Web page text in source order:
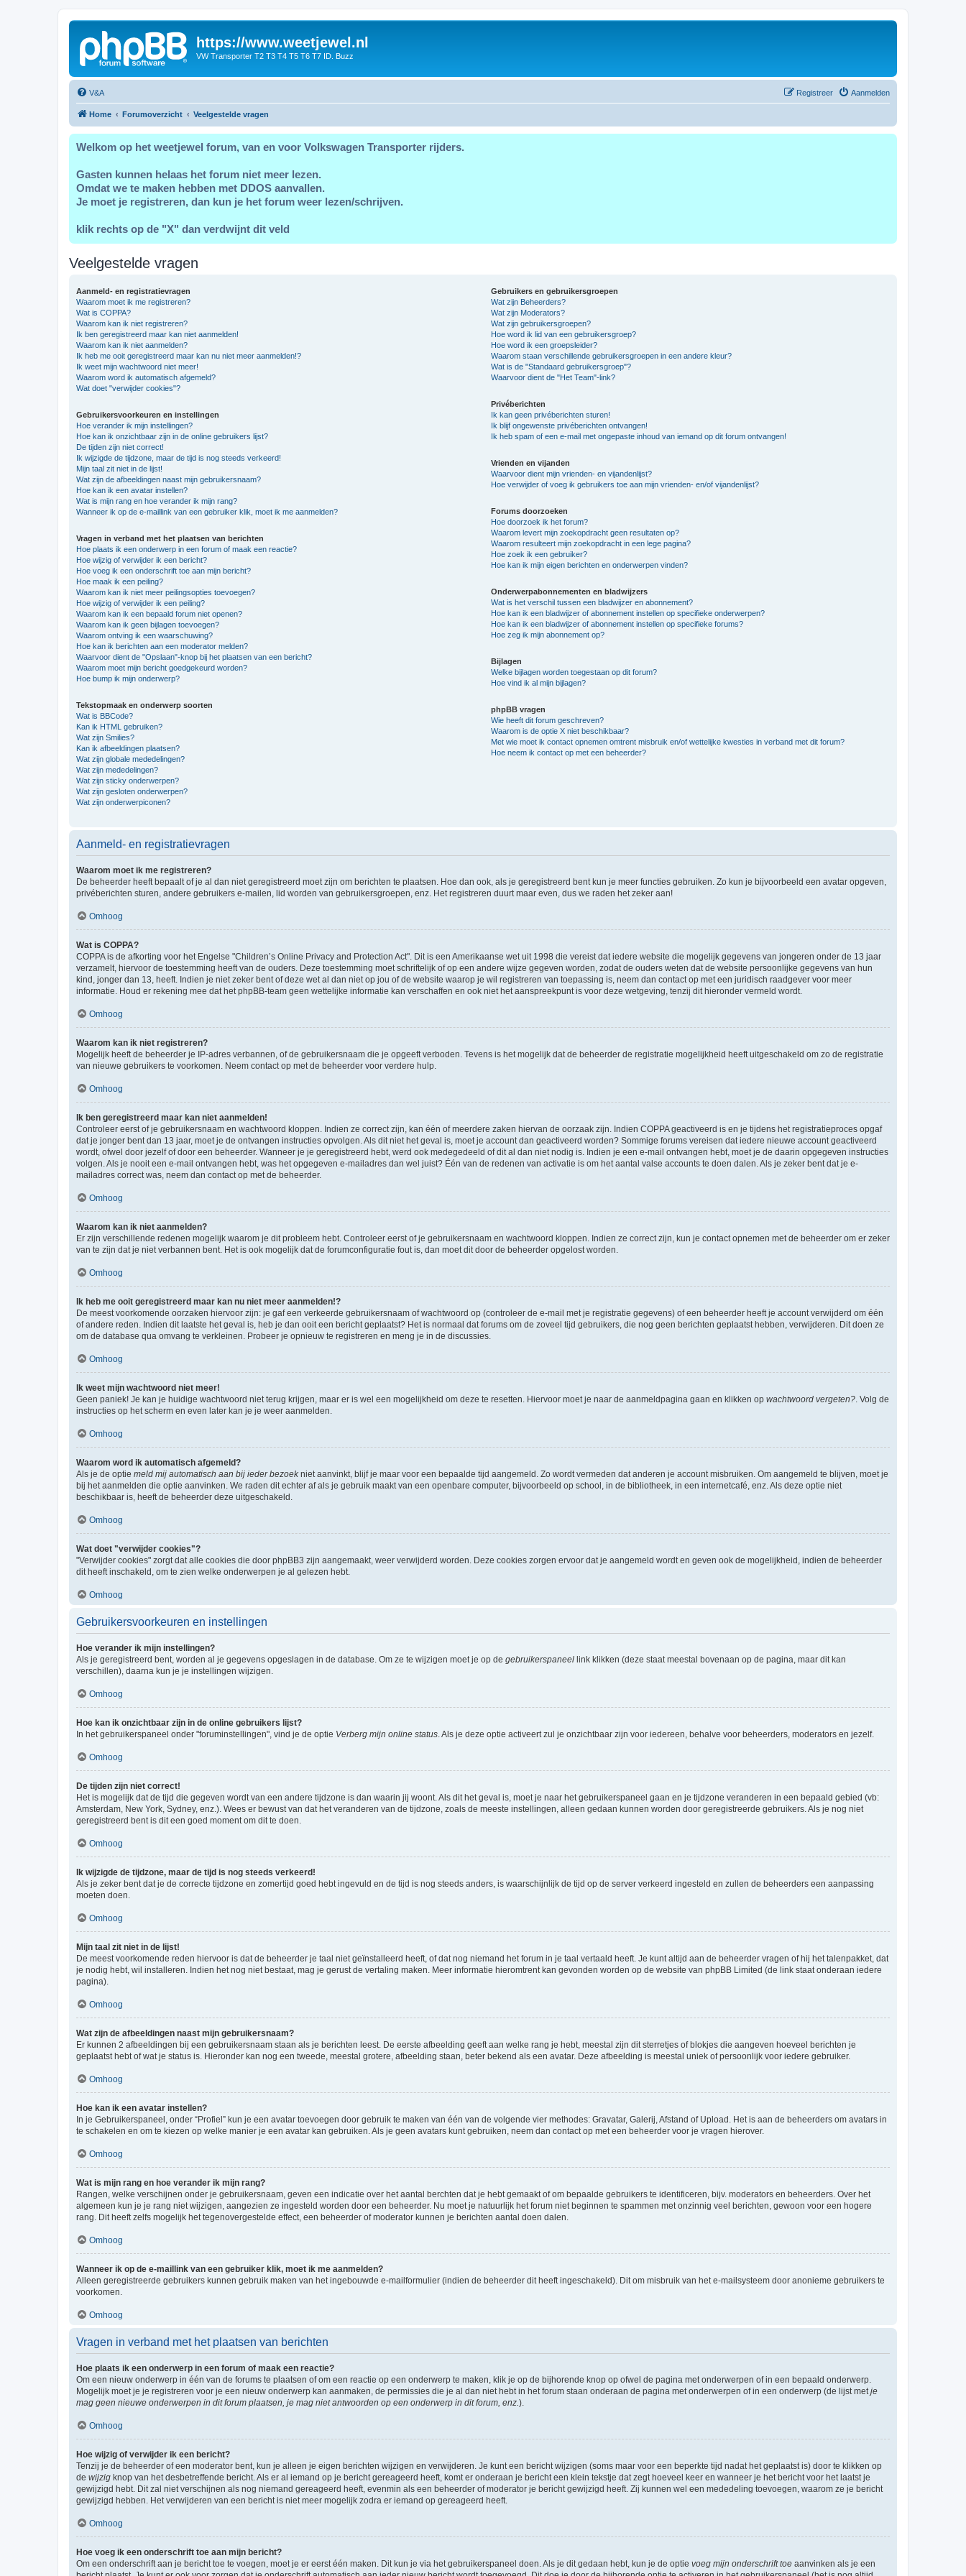
https://www.weetjewel.nl
VW Transporter T2 T3 T4 T5 T6 T7 ID. Buzz
V&A Aanmelden
Registreer
Home Forumoverzicht Veelgestelde vragen
Welkom op het weetjewel forum, van en voor Volkswagen Transporter rijders.
Gasten kunnen helaas het forum niet meer lezen.
Omdat we te maken hebben met DDOS aanvallen.
Je moet je registreren, dan kun je het forum weer lezen/schrijven.
klik rechts op de "X" dan verdwijnt dit veld
Veelgestelde vragen
Aanmeld- en registratievragen
Waarom moet ik me registreren?
Wat is COPPA?
Waarom kan ik niet registreren?
Ik ben geregistreerd maar kan niet aanmelden!
Waarom kan ik niet aanmelden?
Ik heb me ooit geregistreerd maar kan nu niet meer aanmelden!?
Ik weet mijn wachtwoord niet meer!
Waarom word ik automatisch afgemeld?
Wat doet "verwijder cookies"?
Gebruikersvoorkeuren en instellingen
Hoe verander ik mijn instellingen?
Hoe kan ik onzichtbaar zijn in de online gebruikers lijst?
De tijden zijn niet correct!
Ik wijzigde de tijdzone, maar de tijd is nog steeds verkeerd!
Mijn taal zit niet in de lijst!
Wat zijn de afbeeldingen naast mijn gebruikersnaam?
Hoe kan ik een avatar instellen?
Wat is mijn rang en hoe verander ik mijn rang?
Wanneer ik op de e-maillink van een gebruiker klik, moet ik me aanmelden?
Vragen in verband met het plaatsen van berichten
Hoe plaats ik een onderwerp in een forum of maak een reactie?
Hoe wijzig of verwijder ik een bericht?
Hoe voeg ik een onderschrift toe aan mijn bericht?
Hoe maak ik een peiling?
Waarom kan ik niet meer peilingsopties toevoegen?
Hoe wijzig of verwijder ik een peiling?
Waarom kan ik een bepaald forum niet openen?
Waarom kan ik geen bijlagen toevoegen?
Waarom ontving ik een waarschuwing?
Hoe kan ik berichten aan een moderator melden?
Waarvoor dient de "Opslaan"-knop bij het plaatsen van een bericht?
Waarom moet mijn bericht goedgekeurd worden?
Hoe bump ik mijn onderwerp?
Tekstopmaak en onderwerp soorten
Wat is BBCode?
Kan ik HTML gebruiken?
Wat zijn Smilies?
Kan ik afbeeldingen plaatsen?
Wat zijn globale mededelingen?
Wat zijn mededelingen?
Wat zijn sticky onderwerpen?
Wat zijn gesloten onderwerpen?
Wat zijn onderwerpiconen?
Gebruikers en gebruikersgroepen
Wat zijn Beheerders?
Wat zijn Moderators?
Wat zijn gebruikersgroepen?
Hoe word ik lid van een gebruikersgroep?
Hoe word ik een groepsleider?
Waarom staan verschillende gebruikersgroepen in een andere kleur?
Wat is de "Standaard gebruikersgroep"?
Waarvoor dient de "Het Team"-link?
Privéberichten
Ik kan geen privéberichten sturen!
Ik blijf ongewenste privéberichten ontvangen!
Ik heb spam of een e-mail met ongepaste inhoud van iemand op dit forum ontvangen!
Vrienden en vijanden
Waarvoor dient mijn vrienden- en vijandenlijst?
Hoe verwijder of voeg ik gebruikers toe aan mijn vrienden- en/of vijandenlijst?
Forums doorzoeken
Hoe doorzoek ik het forum?
Waarom levert mijn zoekopdracht geen resultaten op?
Waarom resulteert mijn zoekopdracht in een lege pagina?
Hoe zoek ik een gebruiker?
Hoe kan ik mijn eigen berichten en onderwerpen vinden?
Onderwerpabonnementen en bladwijzers
Wat is het verschil tussen een bladwijzer en abonnement?
Hoe kan ik een bladwijzer of abonnement instellen op specifieke onderwerpen?
Hoe kan ik een bladwijzer of abonnement instellen op specifieke forums?
Hoe zeg ik mijn abonnement op?
Bijlagen
Welke bijlagen worden toegestaan op dit forum?
Hoe vind ik al mijn bijlagen?
phpBB vragen
Wie heeft dit forum geschreven?
Waarom is de optie X niet beschikbaar?
Met wie moet ik contact opnemen omtrent misbruik en/of wettelijke kwesties in verband met dit forum?
Hoe neem ik contact op met een beheerder?
Aanmeld- en registratievragen
Waarom moet ik me registreren?
De beheerder heeft bepaalt of je al dan niet geregistreerd moet zijn om berichten te plaatsen. Hoe dan ook, als je geregistreerd bent kun je meer functies gebruiken. Zo kun je bijvoorbeeld een avatar opgeven,
privéberichten sturen, andere gebruikers e-mailen, lid worden van gebruikersgroepen, enz. Het registreren duurt maar even, dus we raden het zeker aan!
Omhoog
Wat is COPPA?
COPPA is de afkorting voor het Engelse "Children’s Online Privacy and Protection Act". Dit is een Amerikaanse wet uit 1998 die vereist dat iedere website die mogelijk gegevens van jongeren onder de 13 jaar
verzamelt, hiervoor de toestemming heeft van de ouders. Deze toestemming moet schriftelijk of op een andere wijze gegeven worden, zodat de ouders weten dat de website persoonlijke gegevens van hun
kind, jonger dan 13, heeft. Indien je niet zeker bent of deze wet al dan niet op jou of de website waarop je wil registreren van toepassing is, neem dan contact op met een juridisch raadgever voor meer
informatie. Houd er rekening mee dat het phpBB-team geen wettelijke informatie kan verschaffen en ook niet het aanspreekpunt is voor deze wetgeving, tenzij dit hieronder vermeld wordt.
Omhoog
Waarom kan ik niet registreren?
Mogelijk heeft de beheerder je IP-adres verbannen, of de gebruikersnaam die je opgeeft verboden. Tevens is het mogelijk dat de beheerder de registratie mogelijkheid heeft uitgeschakeld om zo de registratie
van nieuwe gebruikers te voorkomen. Neem contact op met de beheerder voor verdere hulp.
Omhoog
Ik ben geregistreerd maar kan niet aanmelden!
Controleer eerst of je gebruikersnaam en wachtwoord kloppen. Indien ze correct zijn, kan één of meerdere zaken hiervan de oorzaak zijn. Indien COPPA geactiveerd is en je tijdens het registratieproces opgaf
dat je jonger bent dan 13 jaar, moet je de ontvangen instructies opvolgen. Als dit niet het geval is, moet je account dan geactiveerd worden? Sommige forums vereisen dat iedere nieuwe account geactiveerd
wordt, ofwel door jezelf of door een beheerder. Wanneer je je geregistreerd hebt, werd ook medegedeeld of dit al dan niet nodig is. Indien je een e-mail ontvangen hebt, moet je de daarin opgegeven instructies
volgen. Als je nooit een e-mail ontvangen hebt, was het opgegeven e-mailadres dan wel juist? Één van de redenen van activatie is om het aantal valse accounts te doen dalen. Als je zeker bent dat je e-
mailadres correct was, neem dan contact op met de beheerder.
Omhoog
Waarom kan ik niet aanmelden?
Er zijn verschillende redenen mogelijk waarom je dit probleem hebt. Controleer eerst of je gebruikersnaam en wachtwoord kloppen. Indien ze correct zijn, kun je contact opnemen met de beheerder om er zeker
van te zijn dat je niet verbannen bent. Het is ook mogelijk dat de forumconfiguratie fout is, dan moet dit door de beheerder opgelost worden.
Omhoog
Ik heb me ooit geregistreerd maar kan nu niet meer aanmelden!?
De meest voorkomende oorzaken hiervoor zijn: je gaf een verkeerde gebruikersnaam of wachtwoord op (controleer de e-mail met je registratie gegevens) of een beheerder heeft je account verwijderd om één
of andere reden. Indien dit laatste het geval is, heb je dan ooit een bericht geplaatst? Het is normaal dat forums om de zoveel tijd gebruikers, die nog geen berichten geplaatst hebben, verwijderen. Dit doen ze
om de database qua omvang te verkleinen. Probeer je opnieuw te registreren en meng je in de discussies.
Omhoog
Ik weet mijn wachtwoord niet meer!
Geen paniek! Je kan je huidige wachtwoord niet terug krijgen, maar er is wel een mogelijkheid om deze te resetten. Hiervoor moet je naar de aanmeldpagina gaan en klikken op wachtwoord vergeten? . Volg de
instructies op het scherm en even later kan je je weer aanmelden.
Omhoog
Waarom word ik automatisch afgemeld?
Als je de optie meld mij automatisch aan bij ieder bezoekniet aanvinkt, blijf je maar voor een bepaalde tijd aangemeld. Zo wordt vermeden dat anderen je account misbruiken. Om aangemeld te blijven, moet je
bij het aanmelden die optie aanvinken. We raden dit echter af als je gebruik maakt van een openbare computer, bijvoorbeeld op school, in de bibliotheek, in een internetcafé, enz. Als deze optie niet
beschikbaar is, heeft de beheerder deze uitgeschakeld.
Omhoog
Wat doet "verwijder cookies"?
"Verwijder cookies" zorgt dat alle cookies die door phpBB3 zijn aangemaakt, weer verwijderd worden. Deze cookies zorgen ervoor dat je aangemeld wordt en geven ook de mogelijkheid, indien de beheerder
dit heeft inschakeld, om te zien welke onderwerpen je al gelezen hebt.
Omhoog
Gebruikersvoorkeuren en instellingen
Hoe verander ik mijn instellingen?
Als je geregistreerd bent, worden al je gegevens opgeslagen in de database. Om ze te wijzigen moet je op de gebruikerspaneel link klikken (deze staat meestal bovenaan op de pagina, maar dit kan
verschillen), daarna kun je je instellingen wijzigen.
Omhoog
Hoe kan ik onzichtbaar zijn in de online gebruikers lijst?
In het gebruikerspaneel onder "foruminstellingen", vind je de optie Verberg mijn online status . Als je deze optie activeert zul je onzichtbaar zijn voor iedereen, behalve voor beheerders, moderators en jezelf.
Omhoog
De tijden zijn niet correct!
Het is mogelijk dat de tijd die gegeven wordt van een andere tijdzone is dan waarin jij woont. Als dit het geval is, moet je naar het gebruikerspaneel gaan en je tijdzone veranderen in een bepaald gebied (vb:
Amsterdam, New York, Sydney, enz.). Wees er bewust van dat het veranderen van de tijdzone, zoals de meeste instellingen, alleen gedaan kunnen worden door geregistreerde gebruikers. Als je nog niet
geregistreerd bent is dit een goed moment om dit te doen.
Omhoog
Ik wijzigde de tijdzone, maar de tijd is nog steeds verkeerd!
Als je zeker bent dat je de correcte tijdzone en zomertijd goed hebt ingevuld en de tijd is nog steeds anders, is waarschijnlijk de tijd op de server verkeerd ingesteld en zullen de beheerders een aanpassing
moeten doen.
Omhoog
Mijn taal zit niet in de lijst!
De meest voorkomende reden hiervoor is dat de beheerder je taal niet geïnstalleerd heeft, of dat nog niemand het forum in je taal vertaald heeft. Je kunt altijd aan de beheerder vragen of hij het talenpakket, dat
je nodig hebt, wil installeren. Indien het nog niet bestaat, mag je gerust de vertaling maken. Meer informatie hieromtrent kan gevonden worden op de website van phpBB Limited (de link staat onderaan iedere
pagina).
Omhoog
Wat zijn de afbeeldingen naast mijn gebruikersnaam?
Er kunnen 2 afbeeldingen bij een gebruikersnaam staan als je berichten leest. De eerste afbeelding geeft aan welke rang je hebt, meestal zijn dit sterretjes of blokjes die aangeven hoeveel berichten je
geplaatst hebt of wat je status is. Hieronder kan nog een tweede, meestal grotere, afbeelding staan, beter bekend als een avatar. Deze afbeelding is meestal uniek of persoonlijk voor iedere gebruiker.
Omhoog
Hoe kan ik een avatar instellen?
In je Gebruikerspaneel, onder “Profiel” kun je een avatar toevoegen door gebruik te maken van één van de volgende vier methodes: Gravatar, Galerij, Afstand of Upload. Het is aan de beheerders om avatars in
te schakelen en om te kiezen op welke manier je een avatar kan gebruiken. Als je geen avatars kunt gebruiken, neem dan contact op met een beheerder voor je vragen hierover.
Omhoog
Wat is mijn rang en hoe verander ik mijn rang?
Rangen, welke verschijnen onder je gebruikersnaam, geven een indicatie over het aantal berchten dat je hebt gemaakt of om bepaalde gebruikers te identificeren, bijv. moderators en beheerders. Over het
algemeen kun je je rang niet wijzigen, aangezien ze ingesteld worden door een beheerder. Nu moet je natuurlijk het forum niet beginnen te spammen met onzinnig veel berichten, gewoon voor een hogere
rang. Dit heeft zelfs mogelijk het tegenovergestelde effect, een beheerder of moderator kunnen je berichten aantal doen dalen.
Omhoog
Wanneer ik op de e-maillink van een gebruiker klik, moet ik me aanmelden?
Alleen geregistreerde gebruikers kunnen gebruik maken van het ingebouwde e-mailformulier (indien de beheerder dit heeft ingeschakeld). Dit om misbruik van het e-mailsysteem door anonieme gebruikers te
voorkomen.
Omhoog
Vragen in verband met het plaatsen van berichten
Hoe plaats ik een onderwerp in een forum of maak een reactie?
Om een nieuw onderwerp in één van de forums te plaatsen of om een reactie op een onderwerp te maken, klik je op de bijhorende knop op ofwel de pagina met onderwerpen of in een bepaald onderwerp.
Mogelijk moet je je registreren voor je een nieuw onderwerp kan aanmaken, de permissies die je al dan niet hebt in het forum staan onderaan de pagina met onderwerpen of in een onderwerp (de lijst met je
mag geen nieuwe onderwerpen in dit forum plaatsen, je mag niet antwoorden op een onderwerp in dit forum, enz. ).
Omhoog
Hoe wijzig of verwijder ik een bericht?
Tenzij je de beheerder of een moderator bent, kun je alleen je eigen berichten wijzigen en verwijderen. Je kunt een bericht wijzigen (soms maar voor een beperkte tijd nadat het geplaatst is) door te klikken op
de wijzig knop van het desbetreffende bericht. Als er al iemand op je bericht gereageerd heeft, komt er onderaan je bericht een klein tekstje dat zegt hoeveel keer en wanneer je het bericht voor het laatst je
gewijzigd hebt. Dit zal niet verschijnen als nog niemand gereageerd heeft, evenmin als een beheerder of moderator je bericht gewijzigd heeft. Zij kunnen wel een mededeling toevoegen, waarom ze je bericht
gewijzigd hebben. Het verwijderen van een bericht is niet meer mogelijk zodra er iemand op gereageerd heeft.
Omhoog
Hoe voeg ik een onderschrift toe aan mijn bericht?
Om een onderschrift aan je bericht toe te voegen, moet je er eerst één maken. Dit kun je via het gebruikerspaneel doen. Als je dit gedaan hebt, kun je de optie voeg mijn onderschrift toe aanvinken als je een